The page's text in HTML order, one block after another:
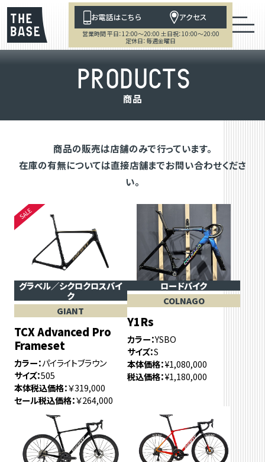
お電話はこちら アクセス
営業時間 平日：12:00～20:00 土日祝：10:00～20:00
定休日：毎週金曜日
PRODUCTS
商品
商品の販売は店舗のみで行っています。
在庫の有無については直接店舗までお問い合わせくださ
い。
グラベル／シクロクロスバイ
ク
GIANT
TCX Advanced Pro
Frameset
カラー パイライトブラウン
サイズ 505
本体税込価格 ￥319,000
セール税込価格 ￥264,000
ロードバイク
COLNAGO
Y1Rs
カラー YSBO
サイズ S
本体価格 ¥1,080,000
税込価格 ¥1,180,000